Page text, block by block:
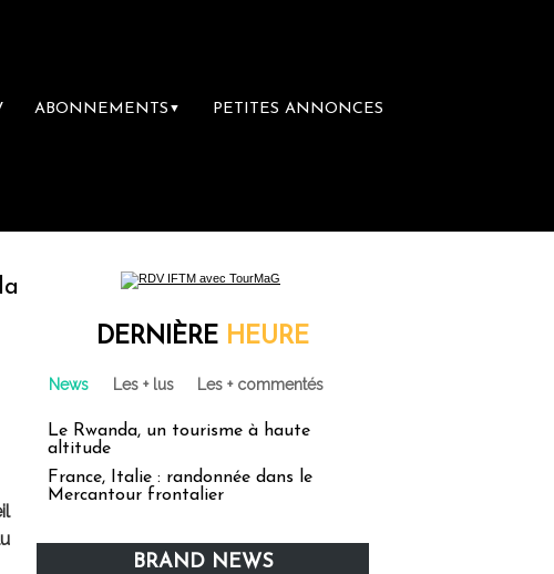
ABONNEMENTS ▼ PETITES ANNONCES
librairie du voyage Le groupe Sainte-Claire
DERNIÈRE HEURE
News Les + lus Les + commentés
Le Rwanda, un tourisme à haute
altitude
France, Italie : randonnée dans le
Mercantour frontalier
BRAND NEWS